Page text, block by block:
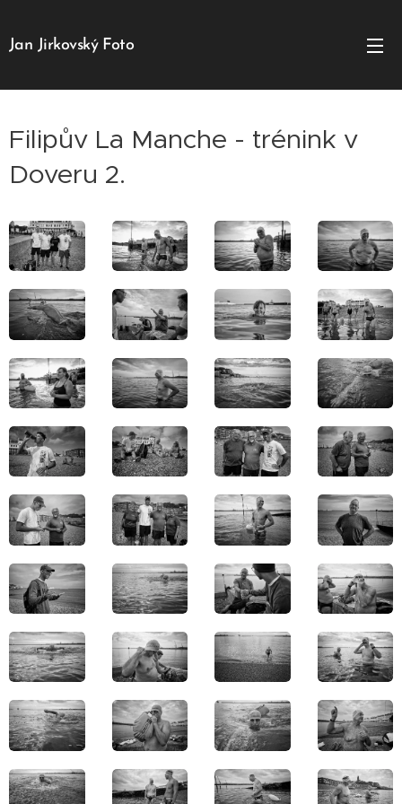
Jan Jirkovský Foto
Filipův La Manche - trénink v
Doveru 2.